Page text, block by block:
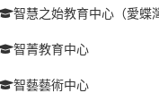
智慧之始教育中心（愛蝶
智菁教育中心
智藝藝術中心